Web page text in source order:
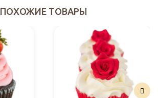
ПОХОЖИЕ ТОВАРЫ